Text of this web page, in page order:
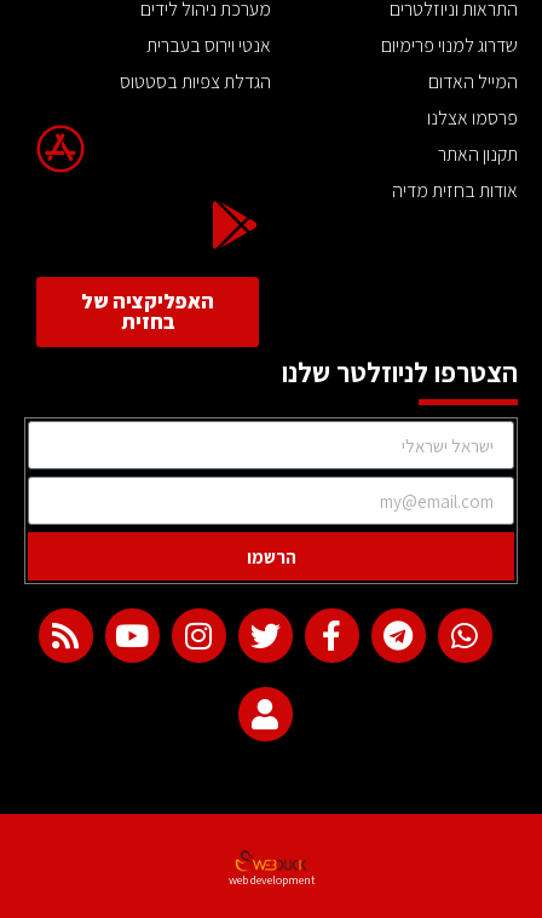
התראות וניוזלטרים
שדרוג למנוי פרימיום
המייל האדום
פרסמו אצלנו
תקנון האתר
אודות בחזית מדיה
מערכת ניהול לידים
אנטי וירוס בעברית
הגדלת צפיות בסטטוס
האפליקציה של
בחזית
הצטרפו לניוזלטר שלנו
הרשמו
web development